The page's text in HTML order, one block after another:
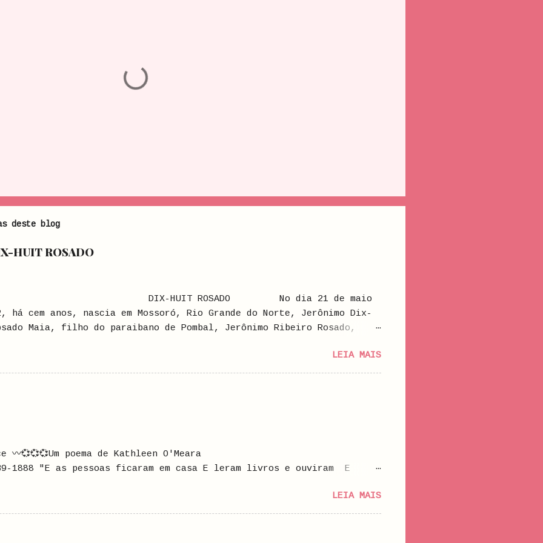
deste blog
HUIT ROSADO
HUIT ROSADO No dia 21 de maio
há cem anos, nascia em Mossoró, Rio Grande do Norte, Jerônimo Dix-
Maia, filho do paraibano de Pombal, Jerônimo Ribeiro Rosado,
esposa, Maria Amélia Henriques Maia, de quem enviuvara. Jerônimo
de um português de Coimbra, Jerônimo Ribeiro Rosado, que residia
migrou para esta cidade, em 1890, à convite de um médico, com quem
LEIA MAIS
〰️💞💞💞Um poema de Kathleen O'Meara
"E as pessoas ficaram em casa E leram livros e ouviram E
de ser E pararam E ouviram fundo Alguém meditou Alguém orou Alguém
Alguém conheceu sua sombra E as pessoas começaram a pensar de forma
LEIA MAIS